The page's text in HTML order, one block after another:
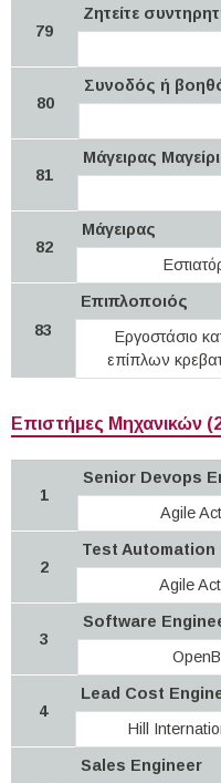
79
Ζητείτε
80
Συνοδός ή
81
Μάγειρας
82
Μάγειρας
83
Επιπλοποιός
Εργοστάσιο
επίπλων
Επιστήμες Μηχανικών
1
Senior Devops
Agile
2
Test Automation
Agile
3
Software
4
Lead Cost
Hill
Sales Engineer